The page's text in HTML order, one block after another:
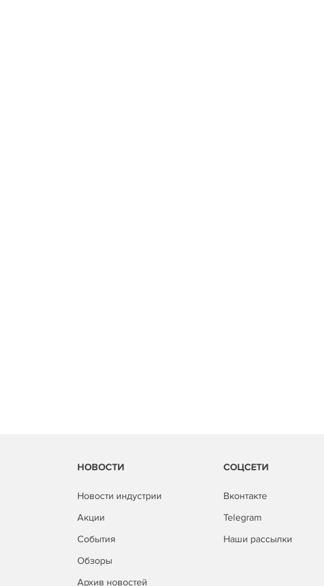
НОВОСТИ
Новости индустрии
Акции
События
Обзоры
Архив новостей
СОЦСЕТИ
Вконтакте
Telegram
Наши рассылки